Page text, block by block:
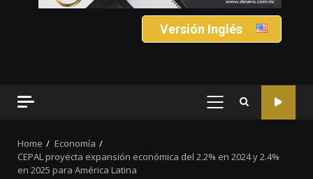
Versión Inglés
PRIMARY
Home
Economía
CEPAL proyecta expansión económica del 2.2% en 2024 y 2.4%
en 2025 para América Latina